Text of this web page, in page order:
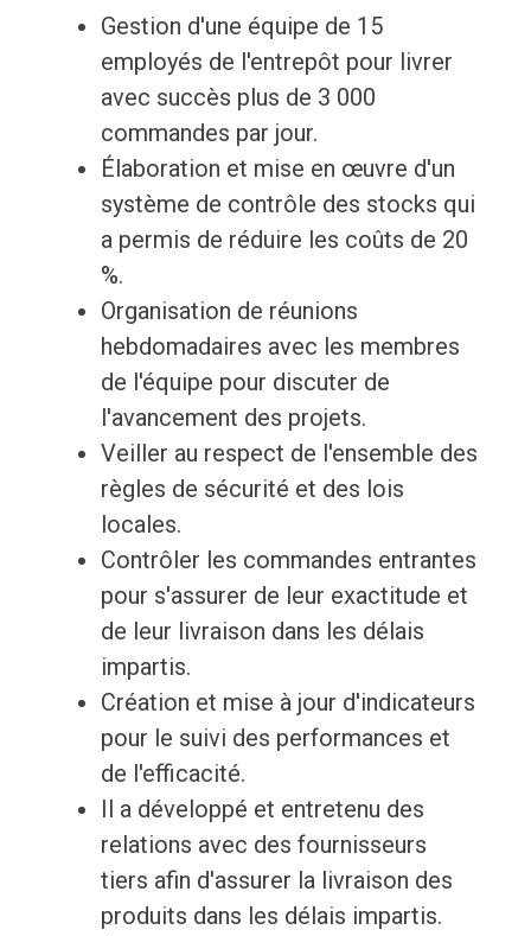
Gestion d'une équipe de 15
employés de l'entrepôt pour livrer
avec succès plus de 3 000
commandes par jour.
Élaboration et mise en œuvre d'un
système de contrôle des stocks qui
a permis de réduire les coûts de 20
%.
Organisation de réunions
hebdomadaires avec les membres
de l'équipe pour discuter de
l'avancement des projets.
Veiller au respect de l'ensemble des
règles de sécurité et des lois
locales.
Contrôler les commandes entrantes
pour s'assurer de leur exactitude et
de leur livraison dans les délais
impartis.
Création et mise à jour d'indicateurs
pour le suivi des performances et
de l'efficacité.
Il a développé et entretenu des
relations avec des fournisseurs
tiers afin d'assurer la livraison des
produits dans les délais impartis.